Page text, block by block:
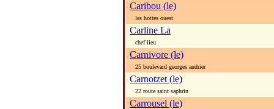
Caribou (le)
les hottes ouest
Carline La
chef lieu
Carnivore (le)
25 boulevard georges andrier
Carnotzet (le)
22 route saint saphrin
Carrousel (le)